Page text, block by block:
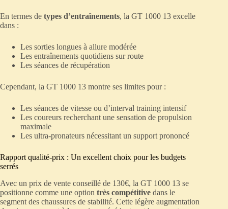
En termes de types d’entraînements, la GT 1000 13 excelle
dans :
Les sorties longues à allure modérée
Les entraînements quotidiens sur route
Les séances de récupération
Cependant, la GT 1000 13 montre ses limites pour :
Les séances de vitesse ou d’interval training intensif
Les coureurs recherchant une sensation de propulsion
maximale
Les ultra-pronateurs nécessitant un support prononcé
Rapport qualité-prix : Un excellent choix pour les budgets
serrés
Avec un prix de vente conseillé de 130€, la GT 1000 13 se
positionne comme une option très compétitive dans le
segment des chaussures de stabilité. Cette légère augmentation